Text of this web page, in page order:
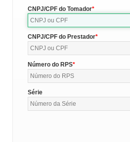
CNPJ/CPF do Tomador
CNPJ/CPF do Prestador
Número do RPS
Série